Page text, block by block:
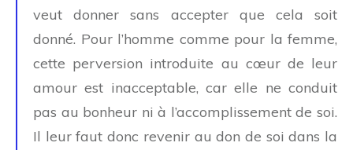
veut donner sans accepter que cela soit
donné. Pour l’homme comme pour la femme,
cette perversion introduite au cœur de leur
amour est inacceptable, car elle ne conduit
pas au bonheur ni à l’accomplissement de soi.
Il leur faut donc revenir au don de soi dans la